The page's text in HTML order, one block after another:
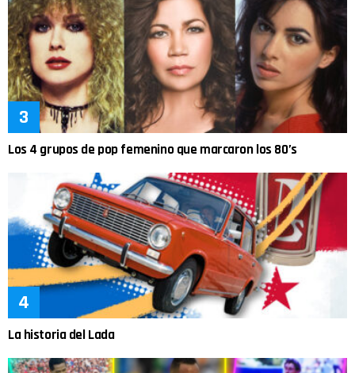
Los 4 grupos de pop femenino que marcaron los 80’s
La historia del Lada